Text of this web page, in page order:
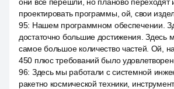
проектировать программы, ой, свои
95: Нашем программном обеспечении.
достаточно большие достижения. Здесь
самое большое количество частей. Ой,
450 плюс требований было
96: Здесь мы работали с системной
ракетно космической техники,